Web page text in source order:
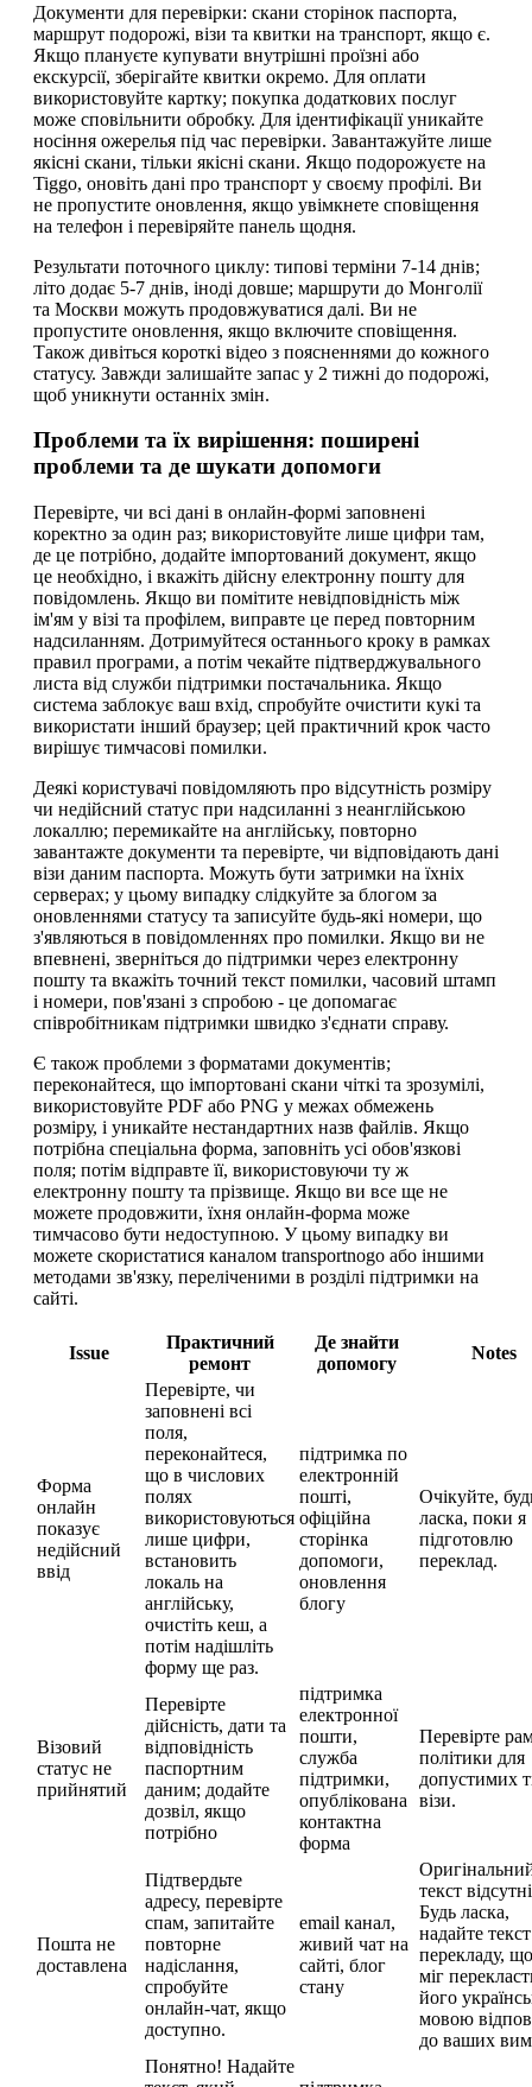
Документи для перевірки: скани сторінок паспорта,
маршрут подорожі, візи та квитки на транспорт, якщо є.
Якщо плануєте купувати внутрішні проїзні або
екскурсії, зберігайте квитки окремо. Для оплати
використовуйте картку; покупка додаткових послуг
може сповільнити обробку. Для ідентифікації уникайте
носіння ожерелья під час перевірки. Завантажуйте лише
якісні скани, тільки якісні скани. Якщо подорожуєте на
Tiggo, оновіть дані про транспорт у своєму профілі. Ви
не пропустите оновлення, якщо увімкнете сповіщення
на телефон і перевіряйте панель щодня.
Результати поточного циклу: типові терміни 7-14 днів;
літо додає 5-7 днів, іноді довше; маршрути до Монголії
та Москви можуть продовжуватися далі. Ви не
пропустите оновлення, якщо включите сповіщення.
Також дивіться короткі відео з поясненнями до кожного
статусу. Завжди залишайте запас у 2 тижні до подорожі,
щоб уникнути останніх змін.
Проблеми та їх вирішення: поширені
проблеми та де шукати допомоги
Перевірте, чи всі дані в онлайн-формі заповнені
коректно за один раз; використовуйте лише цифри там,
де це потрібно, додайте імпортований документ, якщо
це необхідно, і вкажіть дійсну електронну пошту для
повідомлень. Якщо ви помітите невідповідність між
ім'ям у візі та профілем, виправте це перед повторним
надсиланням. Дотримуйтеся останнього кроку в рамках
правил програми, а потім чекайте підтверджувального
листа від служби підтримки постачальника. Якщо
система заблокує ваш вхід, спробуйте очистити кукі та
використати інший браузер; цей практичний крок часто
вирішує тимчасові помилки.
Деякі користувачі повідомляють про відсутність розміру
чи недійсний статус при надсиланні з неанглійською
локаллю; перемикайте на англійську, повторно
завантажте документи та перевірте, чи відповідають дані
візи даним паспорта. Можуть бути затримки на їхніх
серверах; у цьому випадку слідкуйте за блогом за
оновленнями статусу та записуйте будь-які номери, що
з'являються в повідомленнях про помилки. Якщо ви не
впевнені, зверніться до підтримки через електронну
пошту та вкажіть точний текст помилки, часовий штамп
і номери, пов'язані з спробою - це допомагає
співробітникам підтримки швидко з'єднати справу.
Є також проблеми з форматами документів;
переконайтеся, що імпортовані скани чіткі та зрозумілі,
використовуйте PDF або PNG у межах обмежень
розміру, і уникайте нестандартних назв файлів. Якщо
потрібна спеціальна форма, заповніть усі обов'язкові
поля; потім відправте її, використовуючи ту ж
електронну пошту та прізвище. Якщо ви все ще не
можете продовжити, їхня онлайн-форма може
тимчасово бути недоступною. У цьому випадку ви
можете скористатися каналом transportnogo або іншими
методами зв'язку, переліченими в розділі підтримки на
сайті.
Issue
Практичний
ремонт
Де знайти
допомогу
Notes
Форма
онлайн
показує
недійсний
ввід
Перевірте, чи
заповнені всі
поля,
переконайтеся,
що в числових
полях
використовуються
лише цифри,
встановить
локаль на
англійську,
очистіть кеш, а
потім надішліть
форму ще раз.
підтримка по
електронній
пошті,
офіційна
сторінка
допомоги,
оновлення
блогу
Очікуйте,
ласка, поки я
підготовлю
переклад.
Візовий
статус не
прийнятий
Перевірте
дійсність, дати та
відповідність
паспортним
даним; додайте
дозвіл, якщо
потрібно
підтримка
електронної
пошти,
служба
підтримки,
опублікована
контактна
форма
Перевірте
політики для
допустимих
візи.
Пошта не
доставлена
Підтвердьте
адресу, перевірте
спам, запитайте
повторне
надіслання,
спробуйте
онлайн-чат, якщо
доступно.
email канал,
живий чат на
сайті, блог
стану
текст
Будь ласка,
надайте
перекладу,
міг
його
мовою
до ваших
Понятно! Надайте